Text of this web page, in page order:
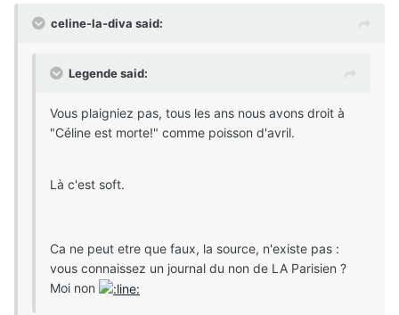
celine-la-diva said:
Legende said:
Vous plaigniez pas, tous les ans nous avons droit à
"Céline est morte!" comme poisson d'avril.
Là c'est soft.
Ca ne peut etre que faux, la source, n'existe pas :
vous connaissez un journal du non de LA Parisien ?
Moi non